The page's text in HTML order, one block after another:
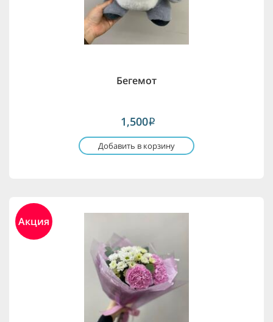
Бегемот
1,500i
Добавить в корзину
Акция